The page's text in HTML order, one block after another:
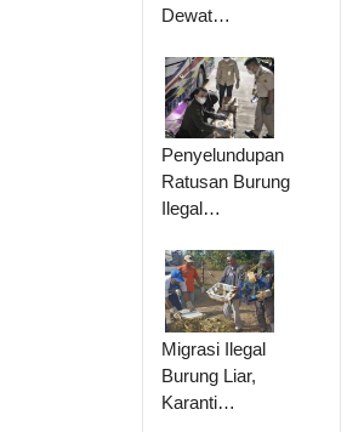
Dewat…
Penyelundupan
Ratusan Burung
Ilegal…
Migrasi Ilegal
Burung Liar,
Karanti…